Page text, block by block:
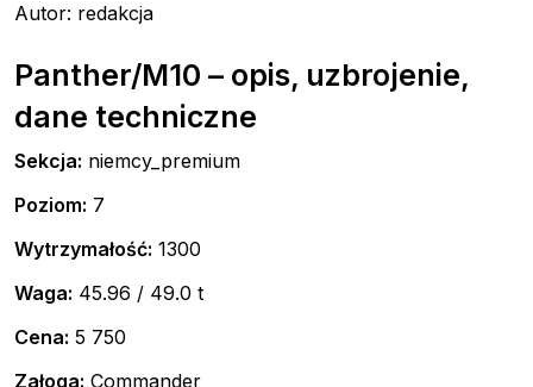
Autor: redakcja
Panther/M10 – opis, uzbrojenie,
dane techniczne
Sekcja: niemcy_premium
Poziom: 7
Wytrzymałość: 1300
Waga: 45.96 / 49.0 t
Cena: 5 750
Załoga: Commander